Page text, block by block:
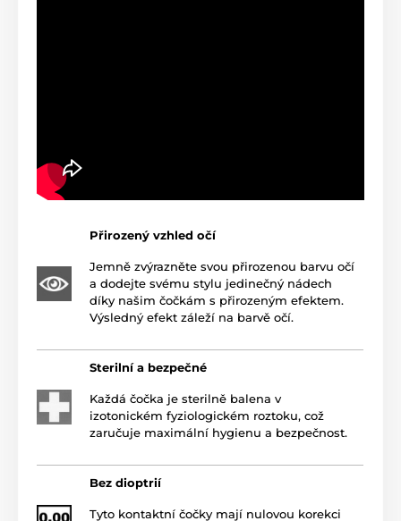
Přirozený vzhled očí
Jemně zvýrazněte svou přirozenou barvu očí
a dodejte svému stylu jedinečný nádech
díky našim čočkám s přirozeným efektem.
Výsledný efekt záleží na barvě očí.
Sterilní a bezpečné
Každá čočka je sterilně balena v
izotonickém fyziologickém roztoku, což
zaručuje maximální hygienu a bezpečnost.
Bez dioptrií
Tyto kontaktní čočky mají nulovou korekci